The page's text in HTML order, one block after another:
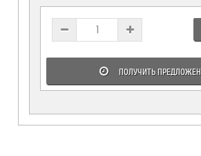
ПОЛУЧИТЬ